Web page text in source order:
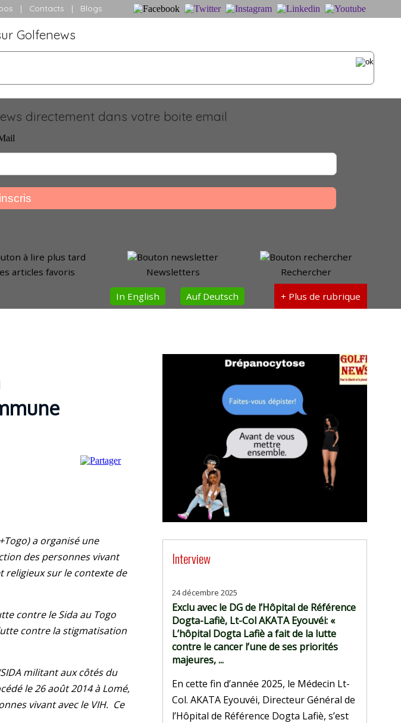
| Contacts | Blogs
Golfenews
directement dans votre boite email
Rechercher
Newsletters
articles favoris
+ Plus de rubrique
Auf Deutsch
In English
a organisé une
des personnes vivant
religieux sur le contexte de
contre le Sida au Togo
contre la stigmatisation
militant aux côtés du
le 26 août 2014 à Lomé,
vivant avec le VIH. Ce
Interview
24 décembre 2025
Exclu avec le DG de l’Hôpital de Référence
Dogta-Lafiè, Lt-Col AKATA Eyouvéi: «
L’hôpital Dogta Lafiè a fait de la lutte
contre le cancer l’une de ses priorités
majeures, ...
En cette fin d’année 2025, le Médecin Lt-
Col. AKATA Eyouvéi, Directeur Général de
l’Hôpital de Référence Dogta Lafiè, s’est